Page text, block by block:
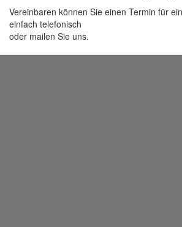
Vereinbaren können Sie einen Termin für
einfach telefonisch
oder mailen Sie uns.